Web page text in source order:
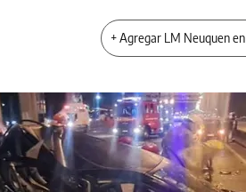
+ Agregar LM Neuquen en